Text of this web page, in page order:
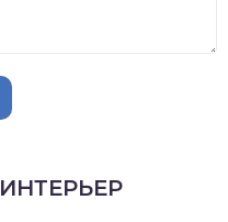
ИНТЕРЬЕР